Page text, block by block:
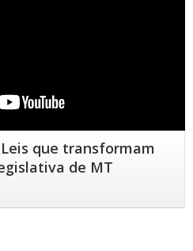
que transformam
de MT